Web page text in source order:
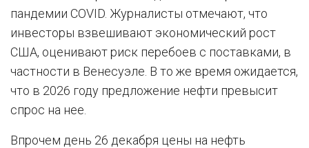
пандемии COVID. Журналисты отмечают, что
инвесторы взвешивают экономический рост
США, оценивают риск перебоев с поставками, в
частности в Венесуэле. В то же время ожидается,
что в 2026 году предложение нефти превысит
спрос на нее.
Впрочем день 26 декабря цены на нефть